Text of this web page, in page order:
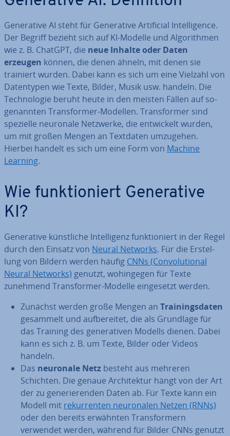
Ge­ne­ra­ti­ve AI steht für Ge­ne­ra­ti­ve Ar­ti­fi­ci­al In­tel­li­gence.
Der Begriff bezieht sich auf KI-Modelle und Al­go­rith­men
wie z. B. ChatGPT, die neue Inhalte oder Daten
erzeugen können, die denen ähneln, mit denen sie
trainiert wurden. Dabei kann es sich um eine Vielzahl von
Da­ten­ty­pen wie Texte, Bilder, Musik usw. handeln. Die
Tech­no­lo­gie beruht heute in den meisten Fällen auf so­
ge­nann­ten Trans­for­mer-Modellen. Trans­for­mer sind
spezielle neuronale Netzwerke, die ent­wi­ckelt wurden,
um mit großen Mengen an Textdaten umzugehen.
Hierbei handelt es sich um eine Form von Machine
Learning.
Wie funk­tio­niert Ge­ne­ra­ti­ve
KI?
Ge­ne­ra­ti­ve künst­li­che In­tel­li­genz funk­tio­niert in der Regel
durch den Einsatz von Neural Networks. Für die Er­stel­
lung von Bildern werden häufig CNNs (Con­vo­lu­tio­nal
Neural Networks) genutzt, wo­hin­ge­gen für Texte
zunehmend Trans­for­mer-Modelle ein­ge­setzt werden.
Zunächst werden große Mengen an Trai­nings­da­ten
gesammelt und auf­be­rei­tet, die als Grundlage für
das Training des ge­ne­ra­ti­ven Modells dienen. Dabei
kann es sich z. B. um Texte, Bilder oder Videos
handeln.
Das neuronale Netz besteht aus mehreren
Schichten. Die genaue Ar­chi­tek­tur hängt von der Art
der zu ge­ne­rie­ren­den Daten ab. Für Texte kann ein
Modell mit re­kur­ren­ten neu­ro­na­len Netzen (RNNs)
oder den bereits erwähnten Trans­for­mern
verwendet werden, während für Bilder CNNs genutzt